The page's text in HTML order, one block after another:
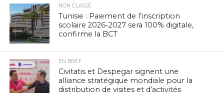
NON CLASSÉ
Tunisie : Paiement de l’inscription
scolaire 2026-2027 sera 100% digitale,
confirme la BCT
EN BREF
Civitatis et Despegar signent une
alliance stratégique mondiale pour la
distribution de visites et d’activités